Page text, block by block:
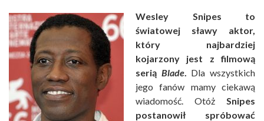
Wesley Snipes to
światowej sławy aktor,
który najbardziej
kojarzony jest z filmową
serią Blade. Dla wszystkich
jego fanów mamy ciekawą
wiadomość. Otóż Snipes
postanowił spróbować